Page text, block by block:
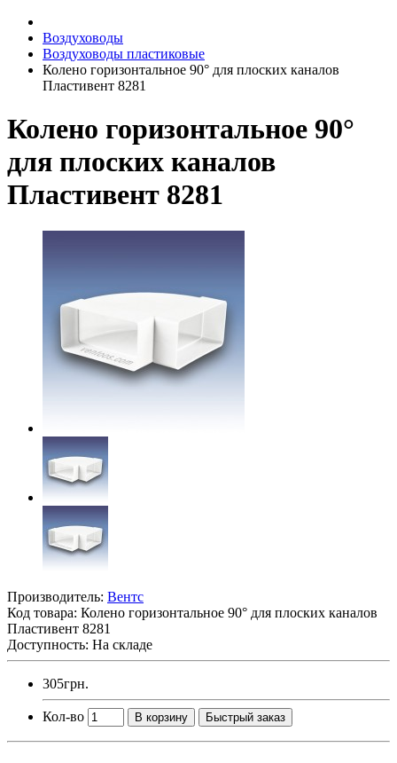
Воздуховоды
Воздуховоды пластиковые
Колено горизонтальное 90° для плоских каналов
Пластивент 8281
Колено горизонтальное 90°
для плоских каналов
Пластивент 8281
Производитель: Вентс
Код товара: Колено горизонтальное 90° для плоских каналов
Пластивент 8281
Доступность: На складе
305грн.
Кол-во В корзину Быстрый заказ